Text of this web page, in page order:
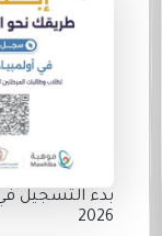
بدء التسجيل في
2026